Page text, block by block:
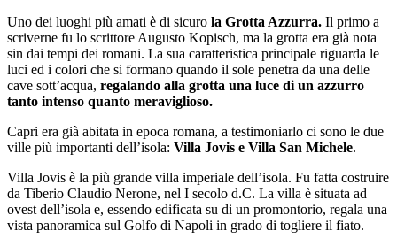
Uno dei luoghi più amati è di sicuro la Grotta Azzurra. Il primo a
scriverne fu lo scrittore Augusto Kopisch, ma la grotta era già nota
sin dai tempi dei romani. La sua caratteristica principale riguarda le
luci ed i colori che si formano quando il sole penetra da una delle
cave sott’acqua, regalando alla grotta una luce di un azzurro
tanto intenso quanto meraviglioso.
Capri era già abitata in epoca romana, a testimoniarlo ci sono le due
ville più importanti dell’isola: Villa Jovis e Villa San Michele.
Villa Jovis è la più grande villa imperiale dell’isola. Fu fatta costruire
da Tiberio Claudio Nerone, nel I secolo d.C. La villa è situata ad
ovest dell’isola e, essendo edificata su di un promontorio, regala una
vista panoramica sul Golfo di Napoli in grado di togliere il fiato.